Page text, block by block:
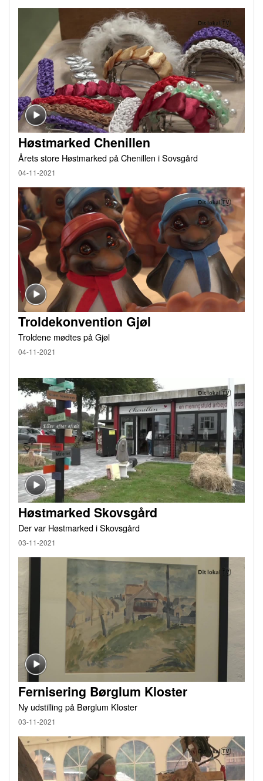
Høstmarked Chenillen
Årets store Høstmarked på Chenillen i Sovsgård
04-11-2021
Troldekonvention Gjøl
Troldene mødtes på Gjøl
04-11-2021
Høstmarked Skovsgård
Der var Høstmarked i Skovsgård
03-11-2021
Fernisering Børglum Kloster
Ny udstilling på Børglum Kloster
03-11-2021